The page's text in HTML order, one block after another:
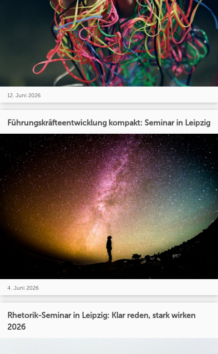
12. Juni 2026
Führungskräfteentwicklung kompakt: Seminar in Leipzig
4. Juni 2026
Rhetorik-Seminar in Leipzig: Klar reden, stark wirken
2026